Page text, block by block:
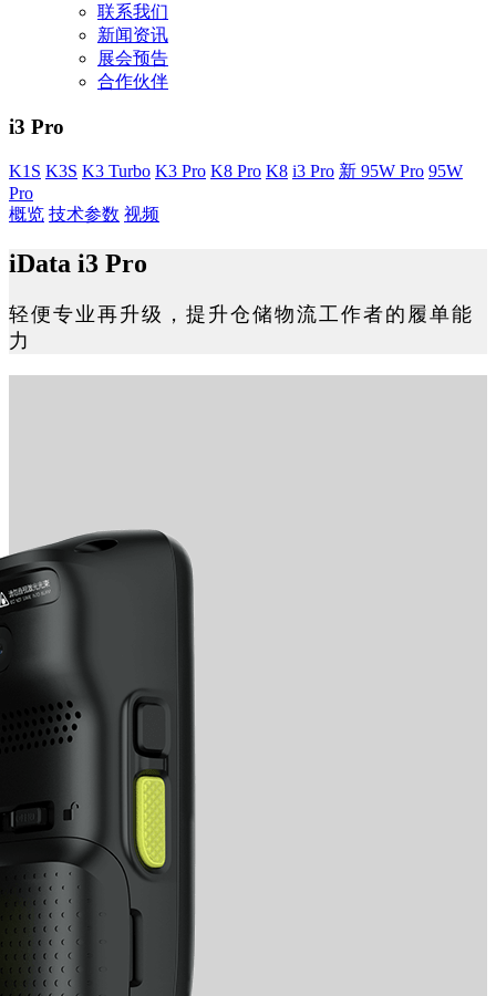
联系我们
新闻资讯
展会预告
合作伙伴
i3 Pro
K1S K3S K3 Turbo K3 Pro K8 Pro K8 i3 Pro 新 95W Pro 95W
Pro
概览 技术参数 视频
iData i3 Pro
轻便专业再升级，提升仓储物流工作者的履单能
力